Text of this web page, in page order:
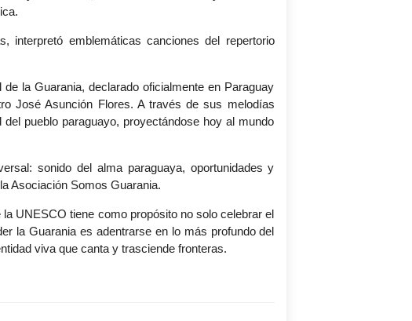
interpretó emblemáticas canciones del repertorio
la Guarania, declarado oficialmente en Paraguay
José Asunción Flores. A través de sus melodías
pueblo paraguayo, proyectándose hoy al mundo
sonido del alma paraguaya, oportunidades y
Asociación Somos Guarania.
UNESCO tiene como propósito no solo celebrar el
la Guarania es adentrarse en lo más profundo del
viva que canta y trasciende fronteras.